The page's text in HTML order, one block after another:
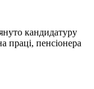
кандидатуру
праці, пенсіонера